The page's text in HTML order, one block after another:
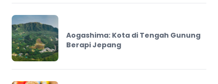
Aogashima: Kota di Tengah Gunung
Berapi Jepang